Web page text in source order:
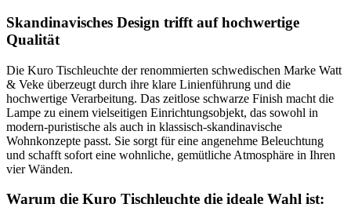
Skandinavisches Design trifft auf hochwertige
Qualität
Die Kuro Tischleuchte der renommierten schwedischen Marke Watt
& Veke überzeugt durch ihre klare Linienführung und die
hochwertige Verarbeitung. Das zeitlose schwarze Finish macht die
Lampe zu einem vielseitigen Einrichtungsobjekt, das sowohl in
modern-puristische als auch in klassisch-skandinavische
Wohnkonzepte passt. Sie sorgt für eine angenehme Beleuchtung
und schafft sofort eine wohnliche, gemütliche Atmosphäre in Ihren
vier Wänden.
Warum die Kuro Tischleuchte die ideale Wahl ist: